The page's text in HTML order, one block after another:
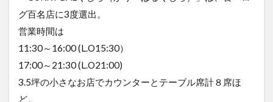
グ百名店に3度選出。
営業時間は
11:30～16:00 (L.O15:30）
17:00～21:30 (L.O21:00)
3.5坪の小さなお店でカウンターとテーブル席計８席ほ
ど。